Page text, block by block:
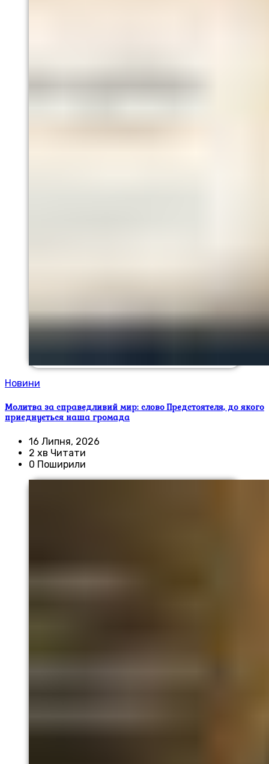
Новини
Молитва за справедливий мир: слово Предстоятеля, до якого
приєднується наша громада
16 Липня, 2026
2 хв Читати
0 Поширили